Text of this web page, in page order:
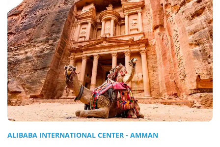
ALIBABA INTERNATIONAL CENTER - AMMAN